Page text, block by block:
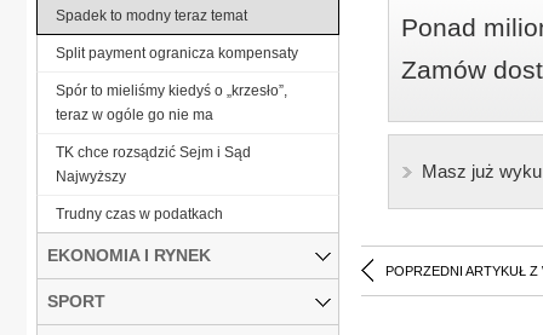
Ponad
Zamów
Masz już
POPRZEDNI ARTYKUŁ Z
Spadek to modny teraz temat
Split payment ogranicza kompensaty
Spór to mieliśmy kiedyś o „krzesło”,
teraz w ogóle go nie ma
TK chce rozsądzić Sejm i Sąd
Najwyższy
Trudny czas w podatkach
EKONOMIA I RYNEK
SPORT